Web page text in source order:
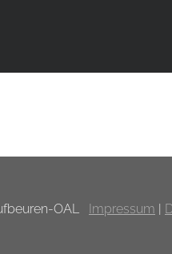
OAL Impressum |